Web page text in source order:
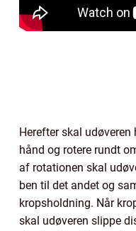
Herefter skal
hånd og rotere rundt
af rotationen skal
ben til det andet og
kropsholdning. Når
skal udøveren slippe